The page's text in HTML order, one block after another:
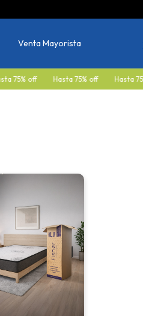
Venta Mayorista
off Hasta 75% off Hasta 75% off